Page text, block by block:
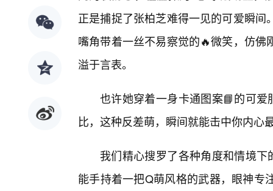
正是捕捉了张柏芝难得一见的可爱瞬
嘴角带着一丝不易察觉的🔥微笑，仿
溢于言表。
也许她穿着一身卡通图案📘的可爱
比，这种反差萌，瞬间就能击中你内心
我们精心搜罗了各种角度和情境下
能手持着一把Q萌风格的武器，眼神专